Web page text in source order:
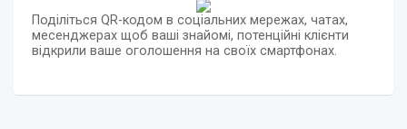
Поділіться QR-кодом в соціальних мережах, чатах,
месенджерах щоб ваші знайомі, потенційні клієнти
відкрили ваше оголошення на своїх смартфонах.